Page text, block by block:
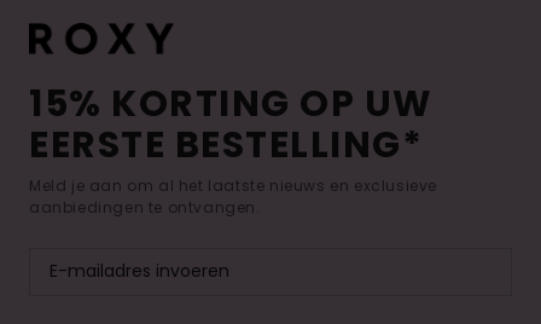
15% KORTING OP UW
EERSTE BESTELLING*
Meld je aan om al het laatste nieuws en exclusieve
aanbiedingen te ontvangen.